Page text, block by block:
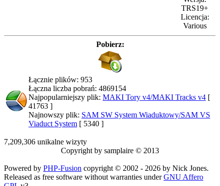
TRS19+
Licencja:
Various
Pobierz:
Łącznie plików: 953
Łączna liczba pobrań: 4869154
Najpopularniejszy plik: MAKI Tory v4/MAKI Tracks v4 [
41763 ]
Najnowszy plik: SAM SW System Wiaduktowy/SAM VS
Viaduct System [ 5340 ]
7,209,306 unikalne wizyty
Copyright by samplaire © 2013
Powered by PHP-Fusion copyright © 2002 - 2026 by Nick Jones.
Released as free software without warranties underGNU Affero